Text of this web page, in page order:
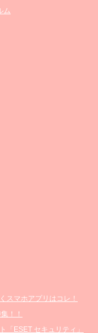
ム
スマホアプリはコレ！
！！
「ESET セキュリティ」